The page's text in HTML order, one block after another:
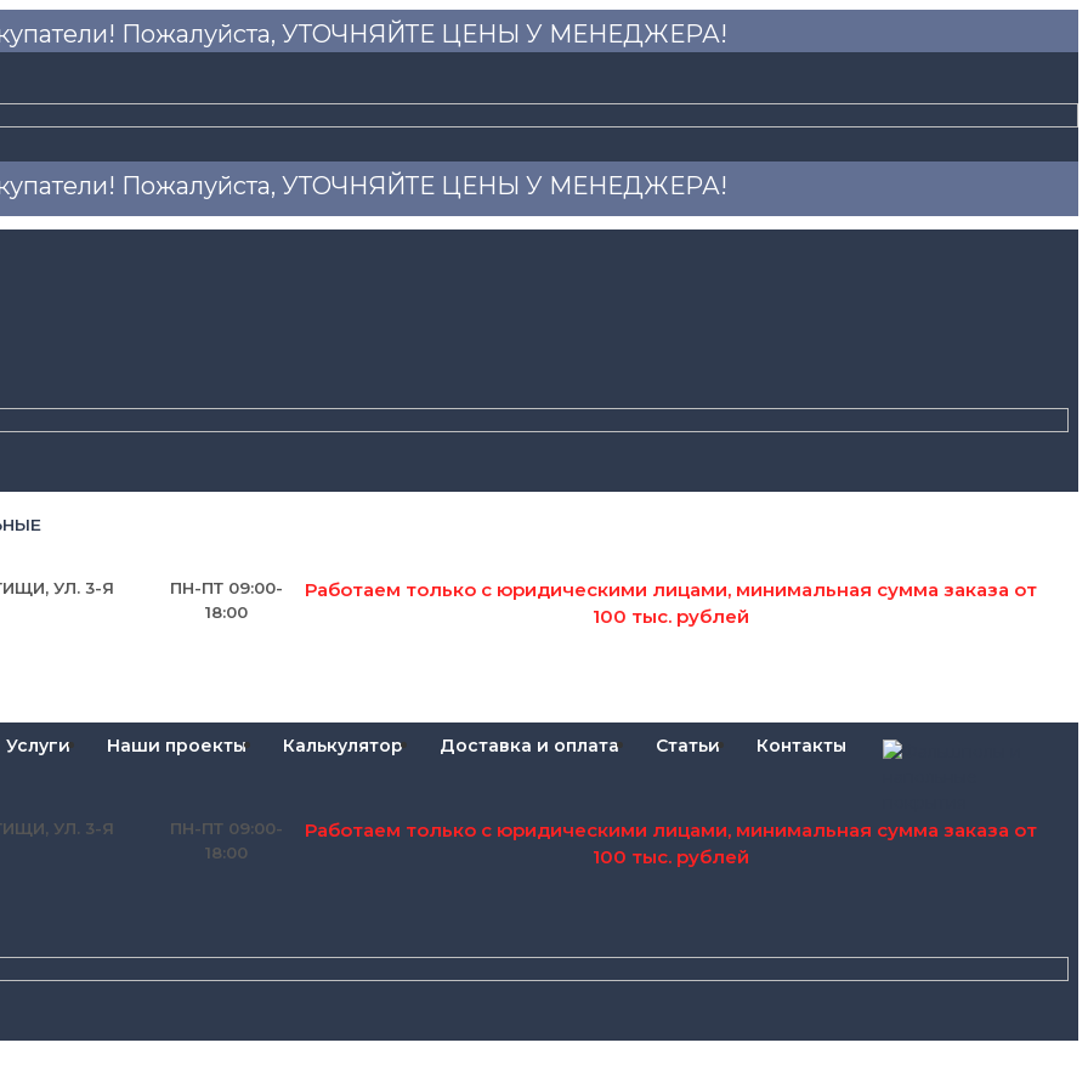
Пожалуйста, УТОЧНЯЙТЕ ЦЕНЫ У МЕНЕДЖЕРА!
Пожалуйста, УТОЧНЯЙТЕ ЦЕНЫ У МЕНЕДЖЕРА!
УЛ. 3-Я
ПН-ПТ 09:00-
18:00
Работаем только с юридическими лицами, минимальная сумма заказа от
100 тыс. рублей
Услуги Наши проекты Калькулятор Доставка и оплата Статьи Контакты
УЛ. 3-Я
ПН-ПТ 09:00-
18:00
Работаем только с юридическими лицами, минимальная сумма заказа от
100 тыс. рублей